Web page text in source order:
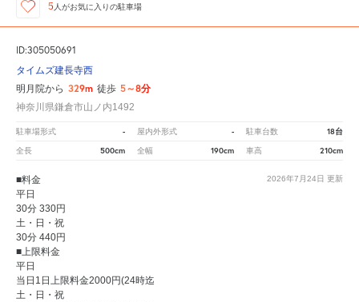
5 人がお気に入りの駐車場
ID:305050691
タイムズ建長寺西
明月院から 329m 徒歩 5～8分
神奈川県鎌倉市山ノ内1492
駐車場形式 - 屋内外形式 - 駐車台数 18台
全長 500cm 全幅 190cm 車高 210cm
2026年7月24日 更新
■料金
平日
30分 330円
土・日・祝
30分 440円
■上限料金
平日
当日1日上限料金2000円(24時迄
土・日・祝